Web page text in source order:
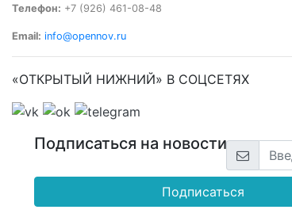
Телефон: +7 (926) 461-08-48
Email: info@opennov.ru
«ОТКРЫТЫЙ НИЖНИЙ» В СОЦСЕТЯХ
Подписаться на новости
Подписаться